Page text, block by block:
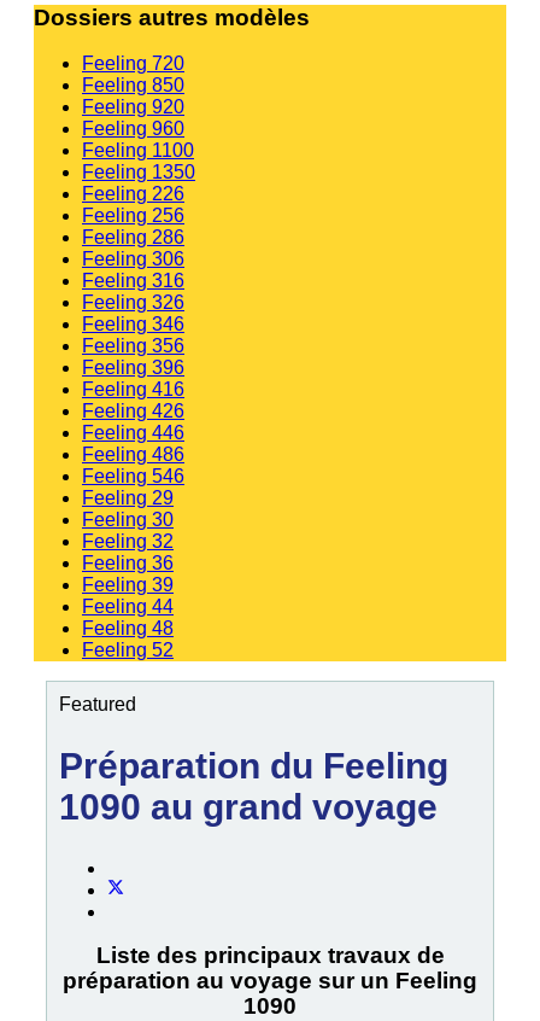
Dossiers autres modèles
Feeling 720
Feeling 850
Feeling 920
Feeling 960
Feeling 1100
Feeling 1350
Feeling 226
Feeling 256
Feeling 286
Feeling 306
Feeling 316
Feeling 326
Feeling 346
Feeling 356
Feeling 396
Feeling 416
Feeling 426
Feeling 446
Feeling 486
Feeling 546
Feeling 29
Feeling 30
Feeling 32
Feeling 36
Feeling 39
Feeling 44
Feeling 48
Feeling 52
Featured
Préparation du Feeling
1090 au grand voyage
Liste des principaux travaux de
préparation au voyage sur un Feeling
1090